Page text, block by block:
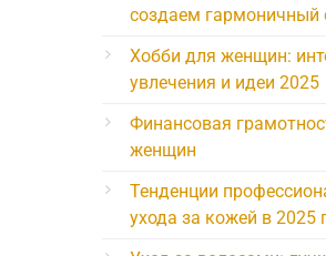
создаем гармоничный
Хобби для женщин:
увлечения и идеи 2025
Финансовая
женщин
Тенденции
ухода за кожей в 2025